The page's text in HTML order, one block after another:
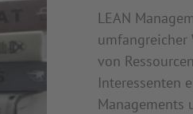
LEAN
umfangreicher
von
Interessenten
Managements